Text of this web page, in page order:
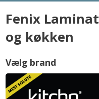
Fenix
og køkken
Vælg brand